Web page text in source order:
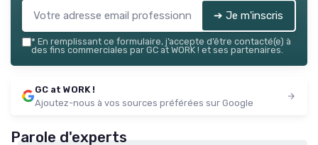
➔ Je m'inscris
* En remplissant ce formulaire, j’accepte d’être contacté(e) à
des fins commerciales par GC at WORK ! et ses partenaires.
GC at WORK !
Ajoutez-nous à vos sources préférées sur Google
Parole d'experts